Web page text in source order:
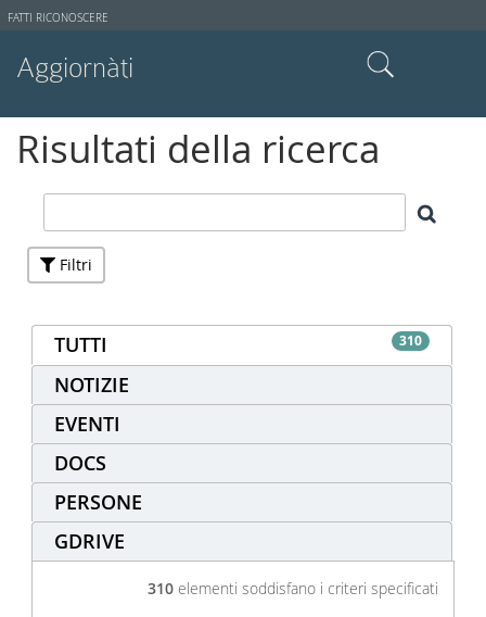
Strumenti
FATTI RICONOSCERE
Aggiornàti
Ricerca avanzata…
Risultati della ricerca
Filtri
TUTTI 310
NOTIZIE
EVENTI
DOCS
PERSONE
GDRIVE
310 elementi soddisfano i criteri specificati